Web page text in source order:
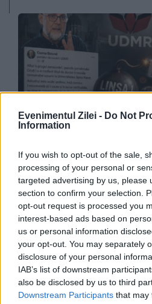
Evenimentul Zilei - Do Not
Information
If you wish to opt-out of the sale,
processing of your personal or
targeted advertising by us, please
section to confirm your selection.
opt-out request is processed you
interest-based ads based on
us or personal information
your opt-out. You may separately
disclosure of your personal
IAB’s list of downstream
also be disclosed by us to third
Downstream Participants that may
Jurnalistul Romeo
online, la care este